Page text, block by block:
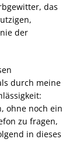
das
der
durch meine
ohne noch ein
zu fragen,
in dieses